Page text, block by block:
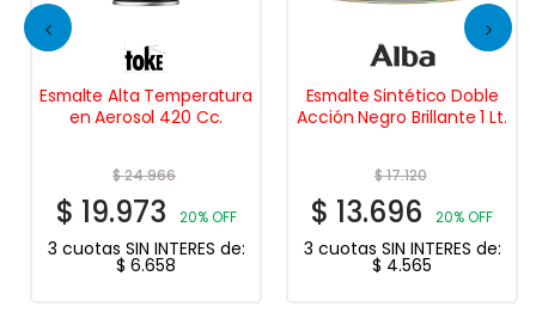
Esmalte Alta Temperatura
en Aerosol 420 Cc.
$24.966
$ 19.973 20% OFF
3 cuotas SIN INTERES de:
$ 6.658
Esmalte Sintético Doble
Acción Negro Brillante 1 Lt.
$17.120
$ 13.696 20% OFF
3 cuotas SIN INTERES de:
$ 4.565